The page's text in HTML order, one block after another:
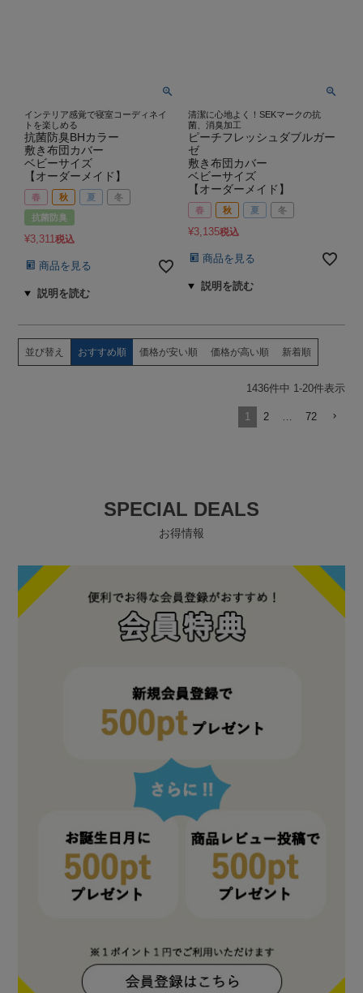
インテリア感覚で寝室コーディネイ
トを楽しめる
抗菌防臭BHカラー
敷き布団カバー
ベビーサイズ
【オーダーメイド】
春 秋 夏 冬
抗菌防臭
¥3,311税込
商品を見る
清潔に心地よく！SEKマークの抗
菌、消臭加工
ピーチフレッシュダブルガー
ゼ
敷き布団カバー
ベビーサイズ
【オーダーメイド】
春 秋 夏 冬
¥3,135税込
商品を見る
並び替え おすすめ順 価格が安い順 価格が高い順 新着順
1436件中 1-20件表示
1 2 … 72
SPECIAL DEALS
お得情報